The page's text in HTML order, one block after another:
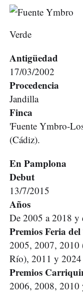
Verde
Antigüedad
17/03/2002
Procedencia
Jandilla
Finca
'Fuente Ymbro-
(Cádiz).
En Pamplona
Debut
13/7/2015
Años
De 2005 a 2018 y
Premios Feria
2005, 2007,
Río), 2011 y 2024
Premios
2006, 2008, 2010